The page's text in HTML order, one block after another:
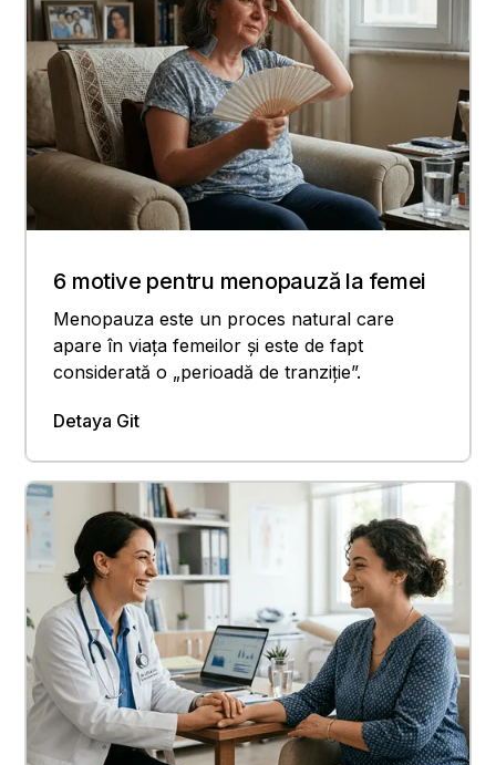
6 motive pentru menopauză la femei
Menopauza este un proces natural care
apare în viața femeilor și este de fapt
considerată o „perioadă de tranziție”.
Detaya Git